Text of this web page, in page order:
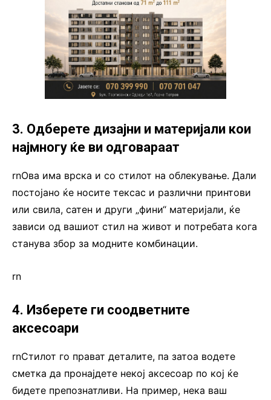
3. Одберете дизајни и материјали кои
најмногу ќе ви одговараат
rnОва има врска и со стилот на облекување. Дали
постојано ќе носите тексас и различни принтови
или свила, сатен и други „фини“ материјали, ќе
зависи од вашиот стил на живот и потребата кога
станува збор за модните комбинации.
rn
4. Изберете ги соодветните
аксесоари
rnСтилот го прават деталите, па затоа водете
сметка да пронајдете некој аксесоар по кој ќе
бидете препознатливи. На пример, нека ваш